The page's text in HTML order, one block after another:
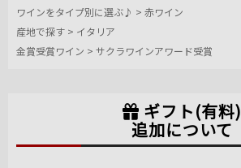
ワインをタイプ別に選ぶ♪ > 赤ワイン
産地で探す > イタリア
金賞受賞ワイン > サクラワインアワード受賞
ギフト(有料)
追加について